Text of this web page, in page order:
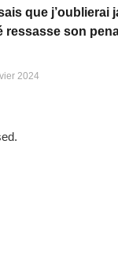
que j’oublierai
ressasse son
2024